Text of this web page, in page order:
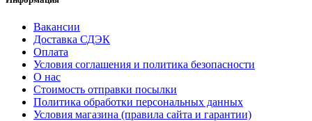
Вакансии
Доставка СДЭК
Оплата
Условия соглашения и политика безопасности
О нас
Стоимость отправки посылки
Политика обработки персональных данных
Условия магазина (правила сайта и гарантии)